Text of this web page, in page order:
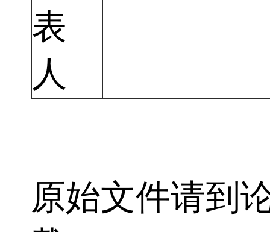
表
人
原始文件请到